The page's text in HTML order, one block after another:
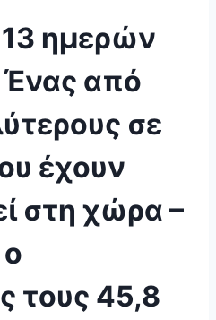
ημερών
Ένας από
σε
έχουν
στη χώρα –
τους 45,8